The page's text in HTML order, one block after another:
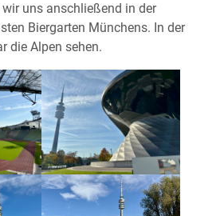
uns anschließend in der
Biergarten Münchens. In der
die Alpen sehen.